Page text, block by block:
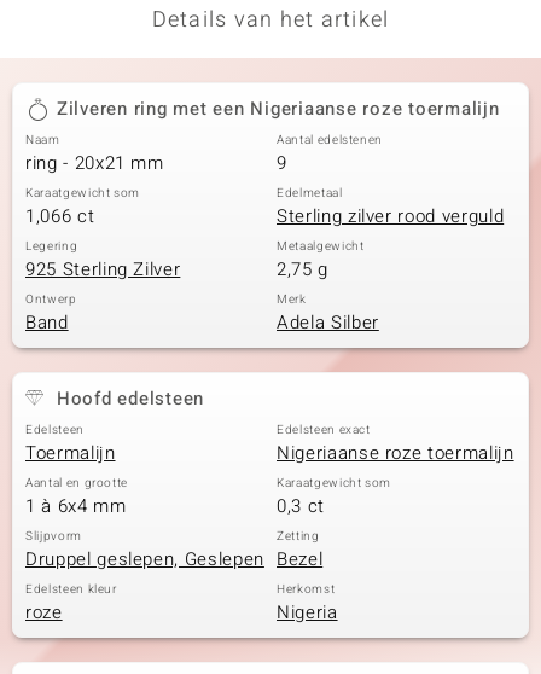
Details van het artikel
Zilveren ring met een Nigeriaanse roze toermalijn
Naam
ring - 20x21 mm
Aantal edelstenen
9
Karaatgewicht som
1,066 ct
Edelmetaal
Sterling zilver rood verguld
Legering
925 Sterling Zilver
Metaalgewicht
2,75 g
Ontwerp
Band
Merk
Adela Silber
Hoofd edelsteen
Edelsteen
Toermalijn
Edelsteen exact
Nigeriaanse roze toermalijn
Aantal en grootte
1 à 6x4 mm
Karaatgewicht som
0,3 ct
Slijpvorm
Druppel geslepen, Geslepen
Zetting
Bezel
Edelsteen kleur
roze
Herkomst
Nigeria